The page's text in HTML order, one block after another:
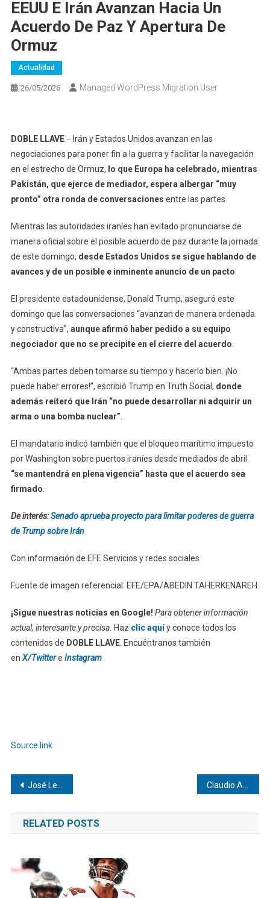
EEUU E Irán Avanzan Hacia Un
Acuerdo De Paz Y Apertura De
Ormuz
Actualidad
26/05/2026 Managed WordPress Migration User
DOBLE LLAVE – Irán y Estados Unidos avanzan en las
negociaciones para poner fin a la guerra y facilitar la navegación
en el estrecho de Ormuz, lo que Europa ha celebrado, mientras
Pakistán, que ejerce de mediador, espera albergar “muy
pronto” otra ronda de conversaciones entre las partes.
Mientras las autoridades iraníes han evitado pronunciarse de
manera oficial sobre el posible acuerdo de paz durante la jornada
de este domingo, desde Estados Unidos se sigue hablando de
avances y de un posible e inminente anuncio de un pacto
El presidente estadounidense, Donald Trump, aseguró este
domingo que las conversaciones “avanzan de manera ordenada
y constructiva”, aunque afirmó haber pedido a su equipo
negociador que no se precipite en el cierre del acuerdo
“Ambas partes deben tomarse su tiempo y hacerlo bien. ¡No
puede haber errores!”, escribió Trump en Truth Social, donde
además reiteró que Irán “no puede desarrollar ni adquirir un
arma o una bomba nuclear”
El mandatario indicó también que el bloqueo marítimo impuesto
por Washington sobre puertos iraníes desde mediados de abril
“se mantendrá en plena vigencia” hasta que el acuerdo sea
firmado
De interés:Senado aprueba proyecto para limitar poderes de guerra
de Trump sobre Irán
Con información de EFE Servicios y redes sociales
Fuente de imagen referencial: EFE/EPA/ABEDIN TAHERKENAREH
¡Sigue nuestras noticias en Google! Para obtener información
actual, interesante y precisa. Haz clic aquíy conoce todos los
contenidos de DOBLE LLAVE. Encuéntranos también
en X/Twittere Instagram
Source link
Navegación
de
entradas
José Leggio Cassara | petroquímica en la industria venezolana
RELATED POSTS